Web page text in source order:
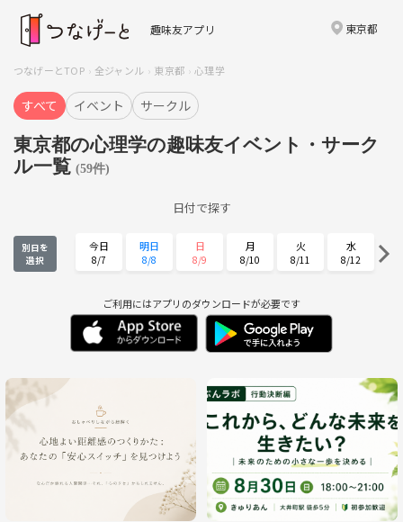
趣味友アプリ 東京都
つなげーとTOP 全ジャンル 東京都 心理学
すべて イベント サークル
東京都の心理学の趣味友イベント・サーク
ル一覧 (59件)
日付で探す
別日を
選択
今日
8/7
明日
8/8
日
8/9
月
8/10
火
8/11
水
8/12
8/13 8/14 8/15 8/16 8/17
水
8/19
木
8/20
土
8/22
日
8/23
8/27 8/28 8/29 8/30
月
8/31
木
9/3
金
9/4
土
9/5
ご利用にはアプリのダウンロードが必要です